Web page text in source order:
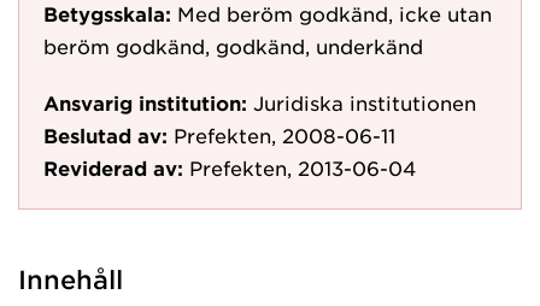
Betygsskala: Med beröm godkänd, icke utan
beröm godkänd, godkänd, underkänd
Ansvarig institution: Juridiska institutionen
Beslutad av: Prefekten, 2008-06-11
Reviderad av: Prefekten, 2013-06-04
Innehåll